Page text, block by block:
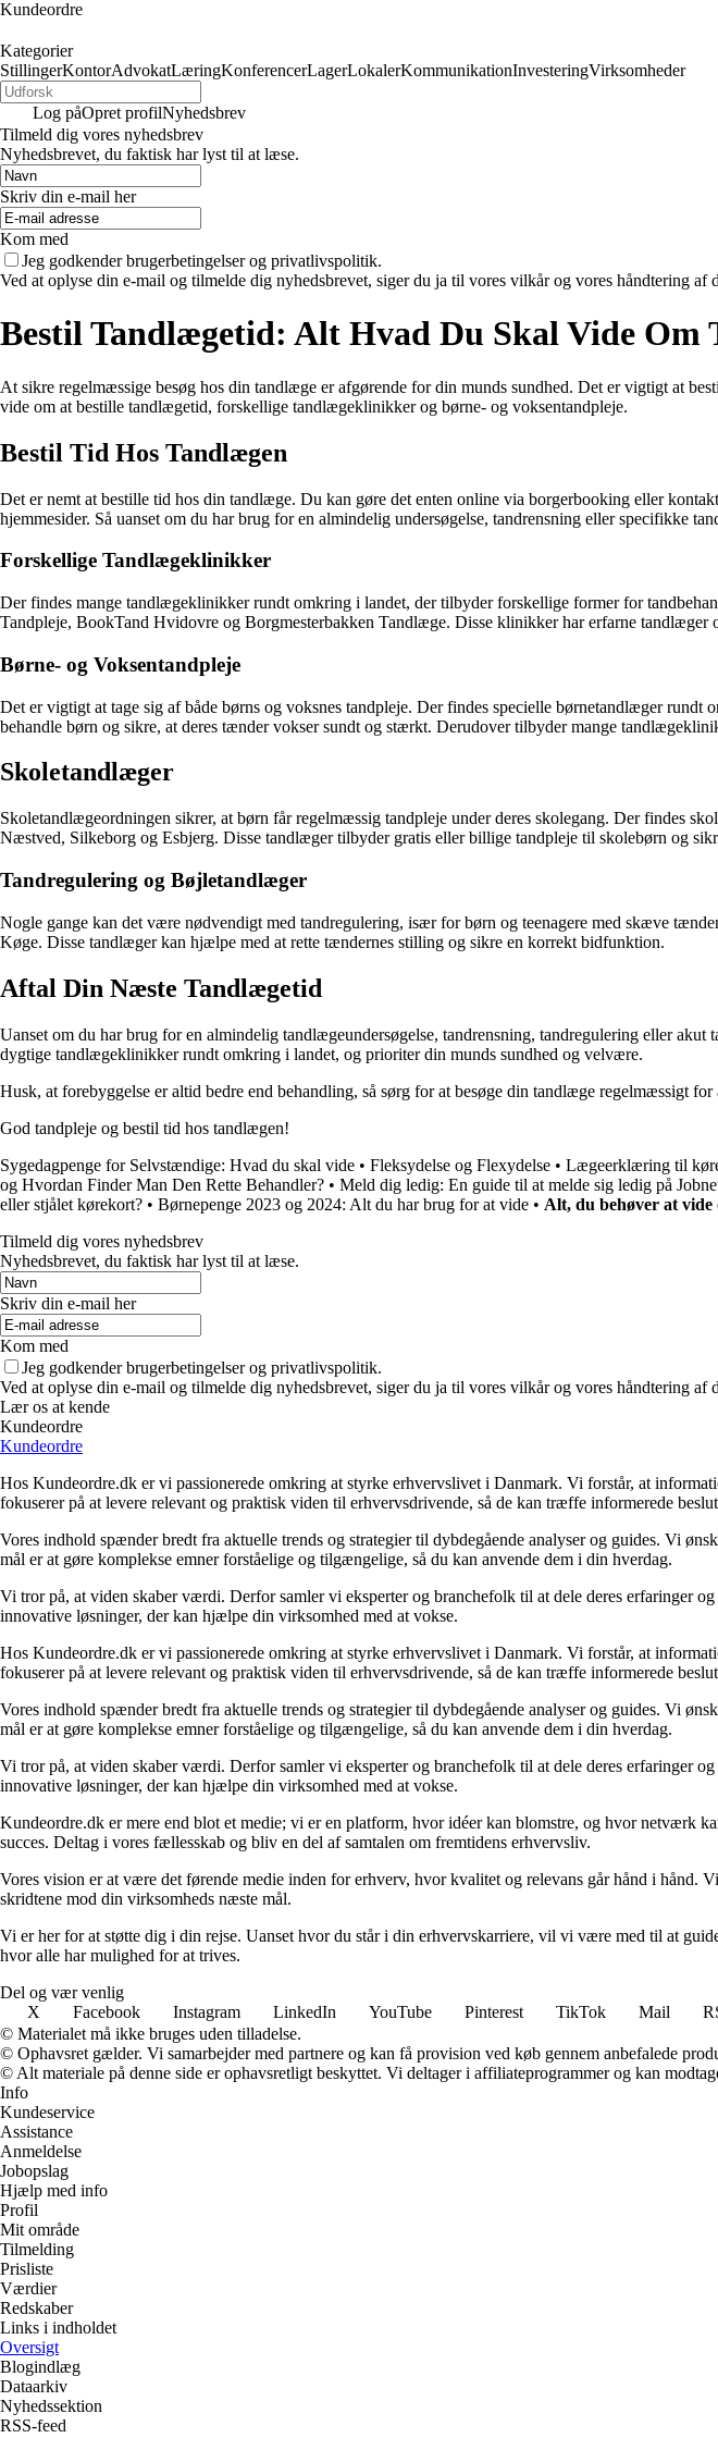
Kundeordre
Kategorier
StillingerKontorAdvokatLæringKonferencerLagerLokalerKommunikationInvesteringVirksomheder
Log påOpret profilNyhedsbrev
Tilmeld dig vores nyhedsbrev
Nyhedsbrevet, du faktisk har lyst til at læse.
Skriv din e-mail her
Kom med
Jeg godkender brugerbetingelser og privatlivspolitik.
Ved at oplyse din e-mail og tilmelde dig nyhedsbrevet, siger du ja til vores vilkår og vores håndtering
Bestil Tandlægetid: Alt Hvad Du Skal Vide Om
At sikre regelmæssige besøg hos din tandlæge er afgørende for din munds sundhed. Det er vigtigt at
vide om at bestille tandlægetid, forskellige tandlægeklinikker og børne- og voksentandpleje.
Bestil Tid Hos Tandlægen
Det er nemt at bestille tid hos din tandlæge. Du kan gøre det enten online via borgerbooking eller
hjemmesider. Så uanset om du har brug for en almindelig undersøgelse, tandrensning eller specifikke
Forskellige Tandlægeklinikker
Der findes mange tandlægeklinikker rundt omkring i landet, der tilbyder forskellige former for
Tandpleje, BookTand Hvidovre og Borgmesterbakken Tandlæge. Disse klinikker har erfarne
Børne- og Voksentandpleje
Det er vigtigt at tage sig af både børns og voksnes tandpleje. Der findes specielle børnetandlæger
behandle børn og sikre, at deres tænder vokser sundt og stærkt. Derudover tilbyder mange
Skoletandlæger
Skoletandlægeordningen sikrer, at børn får regelmæssig tandpleje under deres skolegang. Der findes
Næstved, Silkeborg og Esbjerg. Disse tandlæger tilbyder gratis eller billige tandpleje til skolebørn og
Tandregulering og Bøjletandlæger
Nogle gange kan det være nødvendigt med tandregulering, især for børn og teenagere med skæve
Køge. Disse tandlæger kan hjælpe med at rette tændernes stilling og sikre en korrekt bidfunktion.
Aftal Din Næste Tandlægetid
Uanset om du har brug for en almindelig tandlægeundersøgelse, tandrensning, tandregulering eller
dygtige tandlægeklinikker rundt omkring i landet, og prioriter din munds sundhed og velvære.
Husk, at forebyggelse er altid bedre end behandling, så sørg for at besøge din tandlæge regelmæssigt
God tandpleje og bestil tid hos tandlægen!
Sygedagpenge for Selvstændige: Hvad du skal vide • Fleksydelse og Flexydelse • Lægeerklæring til
og Hvordan Finder Man Den Rette Behandler? • Meld dig ledig: En guide til at melde sig ledig på
eller stjålet kørekort? • Børnepenge 2023 og 2024: Alt du har brug for at vide • Alt, du behøver at vide
Tilmeld dig vores nyhedsbrev
Nyhedsbrevet, du faktisk har lyst til at læse.
Skriv din e-mail her
Kom med
Jeg godkender brugerbetingelser og privatlivspolitik.
Ved at oplyse din e-mail og tilmelde dig nyhedsbrevet, siger du ja til vores vilkår og vores håndtering
Lær os at kende
Kundeordre
Kundeordre
Hos Kundeordre.dk er vi passionerede omkring at styrke erhvervslivet i Danmark. Vi forstår, at
fokuserer på at levere relevant og praktisk viden til erhvervsdrivende, så de kan træffe informerede
Vores indhold spænder bredt fra aktuelle trends og strategier til dybdegående analyser og guides. Vi
mål er at gøre komplekse emner forståelige og tilgængelige, så du kan anvende dem i din hverdag.
Vi tror på, at viden skaber værdi. Derfor samler vi eksperter og branchefolk til at dele deres erfaringer
innovative løsninger, der kan hjælpe din virksomhed med at vokse.
Hos Kundeordre.dk er vi passionerede omkring at styrke erhvervslivet i Danmark. Vi forstår, at
fokuserer på at levere relevant og praktisk viden til erhvervsdrivende, så de kan træffe informerede
Vores indhold spænder bredt fra aktuelle trends og strategier til dybdegående analyser og guides. Vi
mål er at gøre komplekse emner forståelige og tilgængelige, så du kan anvende dem i din hverdag.
Vi tror på, at viden skaber værdi. Derfor samler vi eksperter og branchefolk til at dele deres erfaringer
innovative løsninger, der kan hjælpe din virksomhed med at vokse.
Kundeordre.dk er mere end blot et medie; vi er en platform, hvor idéer kan blomstre, og hvor netværk
succes. Deltag i vores fællesskab og bliv en del af samtalen om fremtidens erhvervsliv.
Vores vision er at være det førende medie inden for erhverv, hvor kvalitet og relevans går hånd i
skridtene mod din virksomheds næste mål.
Vi er her for at støtte dig i din rejse. Uanset hvor du står i din erhvervskarriere, vil vi være med til at
hvor alle har mulighed for at trives.
Del og vær venlig
X
Facebook Instagram LinkedIn YouTube Pinterest TikTok Mail
© Materialet må ikke bruges uden tilladelse.
© Ophavsret gælder. Vi samarbejder med partnere og kan få provision ved køb gennem anbefalede
© Alt materiale på denne side er ophavsretligt beskyttet. Vi deltager i affiliateprogrammer og kan
Info
Kundeservice
Assistance
Anmeldelse
Jobopslag
Hjælp med info
Profil
Mit område
Tilmelding
Prisliste
Værdier
Redskaber
Links i indholdet
Oversigt
Blogindlæg
Dataarkiv
Nyhedssektion
RSS-feed